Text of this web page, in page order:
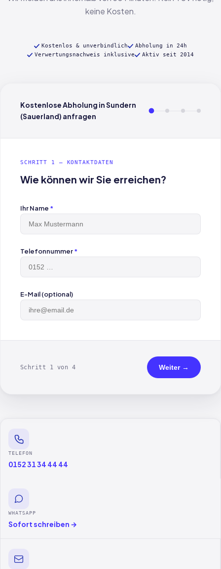
keine Kosten.
Kostenlos & unverbindlich
Abholung in 24h
Verwertungsnachweis inklusive
Aktiv seit 2014
Kostenlose Abholung in Sundern
(Sauerland) anfragen
SCHRITT 1 — KONTAKTDATEN
Wie können wir Sie erreichen?
Ihr Name *
Telefonnummer*
E-Mail (optional)
Schritt 1 von 4 Weiter →
TELEFON
0152 31 34 44 44
WHATSAPP
Sofort schreiben →